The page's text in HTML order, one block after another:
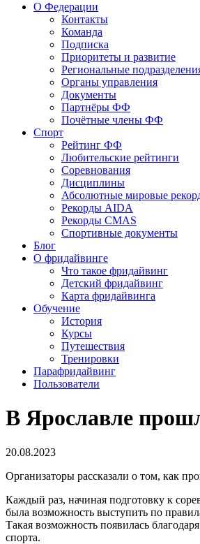
О Федерации
Контакты
Команда
Подписка
Приоритеты и развитие
Региональные
Органы управления
Документы
Партнёры ФФ
Почётные члены ФФ
Спорт
Рейтинг ФФ
Любительские рейтинги
Соревнования
Дисциплины
Абсолютные мировые
Рекорды AIDA
Рекорды CMAS
Спортивные документы
Блог
О фридайвинге
Что такое фридайвинг
Детский фридайвинг
Карта фридайвинга
Обучение
История
Курсы
Путешествия
Тренировки
Парафридайвинг
Пользователи
В Ярославле
20.08.2023
Организаторы рассказали о том, как
Каждый раз, начиная подготовку к
была возможность выступить по
Такая возможность появилась
спорта.